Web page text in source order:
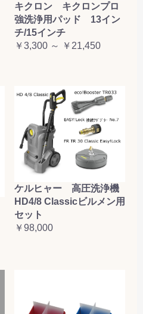
キクロン キクロンプロ
強洗浄用パッド 13イン
チ/15インチ
￥3,300 ～ ￥21,450
ケルヒャー 高圧洗浄機
HD4/8 Classicビルメン用
セット
￥98,000